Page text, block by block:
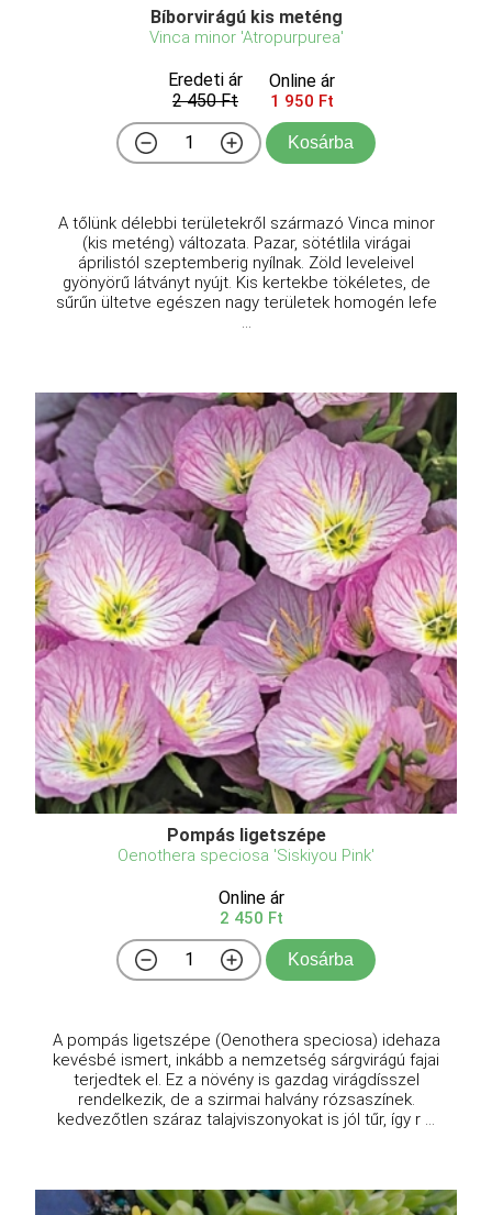
Bíborvirágú kis meténg
Vinca minor 'Atropurpurea'
Eredeti ár
2 450 Ft
Online ár
1 950 Ft
Kosárba
A tőlünk délebbi területekről származó Vinca minor
(kis meténg) változata. Pazar, sötétlila virágai
áprilistól szeptemberig nyílnak. Zöld leveleivel
gyönyörű látványt nyújt. Kis kertekbe tökéletes, de
sűrűn ültetve egészen nagy területek homogén lefe
...
Pompás ligetszépe
Oenothera speciosa 'Siskiyou Pink'
Online ár
2 450 Ft
Kosárba
A pompás ligetszépe (Oenothera speciosa) idehaza
kevésbé ismert, inkább a nemzetség sárgvirágú fajai
terjedtek el. Ez a növény is gazdag virágdísszel
rendelkezik, de a szirmai halvány rózsaszínek.
kedvezőtlen száraz talajviszonyokat is jól tűr, így r ...